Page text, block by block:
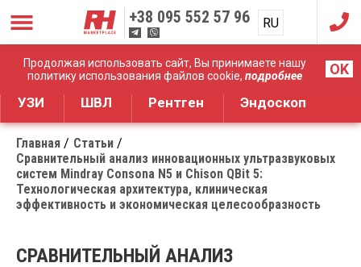
Продолжая использовать сайт, Вы принимаете нашу
политику использования файлов cookie, подробнее OK
+38 095 552 57 96 RU
UA
Дистрибуция медицинского оборудования
УЗИ ШВЛ Рентген Эндоскоп
Главная
Статьи
Сравнительный анализ инновационных ультразвуковых
систем Mindray Consona N5 и Chison QBit 5:
Технологическая архитектура, клиническая
эффективность и экономическая целесообразность
СРАВНИТЕЛЬНЫЙ АНАЛИЗ